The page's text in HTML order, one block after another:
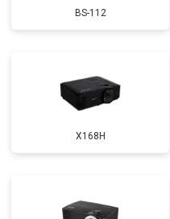
BS-112
X168H